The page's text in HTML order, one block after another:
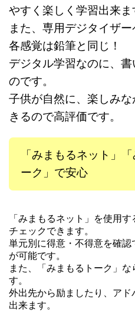
やすく楽しく学習出来ま
また、専用デジタイザー
各感覚は鉛筆と同じ！
デジタル学習なのに、
のです。
子供が自然に、楽しみ
きるので高評価です。
「みまもるネット」
ーク」で安心
「みまもるネット」を使用
チェックできます。
単元別に得意・不得意を確
が可能です。
また、「みまもるトーク」
す。
外出先から励ましたり、ア
出来ます。